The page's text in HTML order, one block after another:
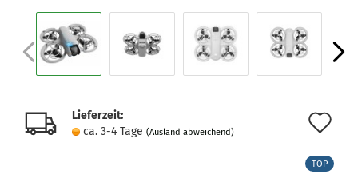
Lieferzeit:
ca. 3-4 Tage (Ausland abweichend)
TOP